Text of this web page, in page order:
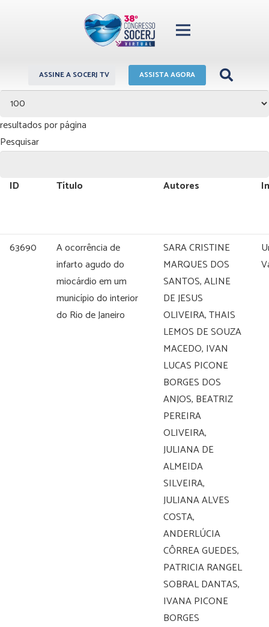
ASSINE A SOCERJ TV ASSISTA AGORA
resultados por página
Pesquisar
ID Título Autores
63690
A ocorrência de
infarto agudo do
miocárdio em um
município do interior
do Rio de Janeiro
SARA CRISTINE
MARQUES DOS
SANTOS, ALINE
DE JESUS
OLIVEIRA, THAIS
LEMOS DE SOUZA
MACEDO, IVAN
LUCAS PICONE
BORGES DOS
ANJOS, BEATRIZ
PEREIRA
OLIVEIRA,
JULIANA DE
ALMEIDA
SILVEIRA,
JULIANA ALVES
COSTA,
ANDERLÚCIA
CÔRREA GUEDES,
PATRICIA RANGEL
SOBRAL DANTAS,
IVANA PICONE
BORGES